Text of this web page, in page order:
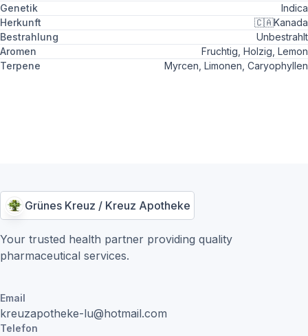
Genetik
Indica
Herkunft
🇨🇦Kanada
Bestrahlung
Unbestrahlt
Aromen
Fruchtig, Holzig, Lemon
Terpene
Myrcen, Limonen, Caryophyllen
Grünes Kreuz / Kreuz Apotheke
Your trusted health partner providing quality
pharmaceutical services.
Email
kreuzapotheke-lu@hotmail.com
Telefon